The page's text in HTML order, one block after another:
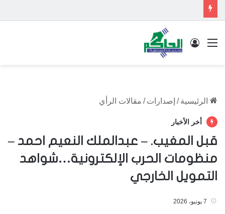
القائمة تسجيل الدخول
الرئيسية / إصدارات / مقالات الرأي
أخر الأخبار
قبل المغيب. – عبدالملك النعيم احمد –
منظومات الحرب الإلكترونية…شواهد
التمويل الخارجي
7 يونيو، 2026